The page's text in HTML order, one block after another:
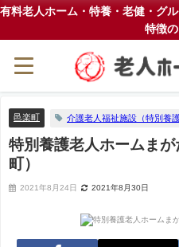
有料老人ホーム・特養・老健・グ
特徴
邑楽町 介護老人福祉施設（特別養
特別養護老人ホームま
町）
2021年8月24日 2021年8月30日